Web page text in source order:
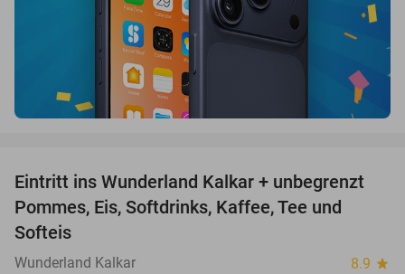
32%
Eintritt ins Wunderland Kalkar + unbegrenzt
Pommes, Eis, Softdrinks, Kaffee, Tee und
Softeis
Wunderland Kalkar 8.9 star